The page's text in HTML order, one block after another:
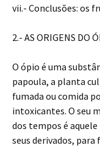
vii.- Conclusões: os
2.- AS ORIGENS DO
O ópio é uma
papoula, a planta
fumada ou comida
intoxicantes. O seu
dos tempos é
seus derivados,